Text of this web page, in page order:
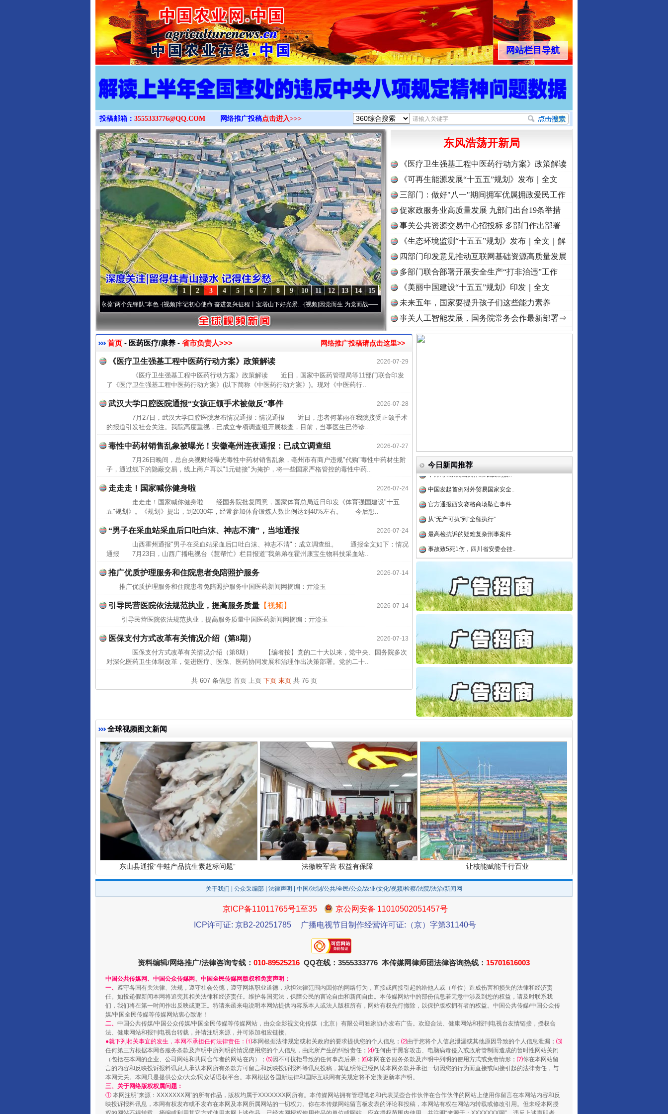
>
网站栏目导航
投稿邮箱： 3555333776@QQ.COM 网络推广投稿点击进入>>>
15
14
13
12
11
10
9
8
7
6
5
4
3
2
1
永葆“两个先锋队”本色·[视频]牢记初心使命 奋进复兴征程丨宝塔山下好光景..·[视频]因党而生 为党而战——百年“纪”事⑧加强纪律..·[视频] 牢记初心使命 奋进复兴征程丨“转折之城”激荡..
东风浩荡开新局
《医疗卫生强基工程中医药行动方案》政策解读
《可再生能源发展“十五五”规划》发布｜全文
三部门：做好"八一"期间拥军优属拥政爱民工作
促家政服务业高质量发展 九部门出台19条举措
事关公共资源交易中心招投标 多部门作出部署
《生态环境监测“十五五”规划》发布｜全文｜解
读
四部门印发意见推动互联网基础资源高质量发展
多部门联合部署开展安全生产“打非治违”工作
《美丽中国建设“十五五”规划》印发｜全文
未来五年，国家要提升孩子们这些能力素养
事关人工智能发展，国务院常务会作最新部署⇒
首页 - 医药医疗/康养 - 省市负责人>>> 网络推广投稿请点击这里>>
2026-07-29
《医疗卫生强基工程中医药行动方案》政策解读
《医疗卫生强基工程中医药行动方案》政策解读 近日，国家中医药管理局等11部门联合印发
了《医疗卫生强基工程中医药行动方案》(以下简称《中医药行动方案》)。现对《中医药行..
2026-07-28
武汉大学口腔医院通报“女孩正颌手术被做反”事件
7月27日，武汉大学口腔医院发布情况通报：情况通报 近日，患者何某雨在我院接受正颌手术
的报道引发社会关注。我院高度重视，已成立专项调查组开展核查，目前，当事医生已停诊..
2026-07-27
毒性中药材销售乱象被曝光！安徽亳州连夜通报：已成立调查组
7月26日晚间，总台央视财经曝光毒性中药材销售乱象，亳州市有商户违规"代购"毒性中药材生附
子，通过线下的隐蔽交易，线上商户再以"1元链接"为掩护，将一些国家严格管控的毒性中药..
2026-07-24
走走走！国家喊你健身啦
走走走！国家喊你健身啦 经国务院批复同意，国家体育总局近日印发《体育强国建设"十五
五"规划》。《规划》提出，到2030年，经常参加体育锻炼人数比例达到40%左右。 今后想..
2026-07-24
“男子在采血站采血后口吐白沫、神志不清”，当地通报
山西霍州通报"男子在采血站采血后口吐白沫、神志不清"：成立调查组。 通报全文如下：情况
通报 7月23日，山西广播电视台《慧帮忙》栏目报道"我弟弟在霍州康宝生物科技采血站..
2026-07-14
推广优质护理服务和住院患者免陪照护服务
推广优质护理服务和住院患者免陪照护服务中国医药新闻网摘编：亓淦玉
2026-07-14
引导民营医院依法规范执业，提高服务质量 【视频】
引导民营医院依法规范执业，提高服务质量中国医药新闻网摘编：亓淦玉
2026-07-13
医保支付方式改革有关情况介绍（第8期）
医保支付方式改革有关情况介绍（第8期） 【编者按】党的二十大以来，党中央、国务院多次
对深化医药卫生体制改革，促进医疗、医保、医药协同发展和治理作出决策部署。党的二十..
共 607 条信息 首页 上页 下页 末页共 76 页
今日新闻推荐
中方对6家美国实体采取反制措..
中国发起首例对外贸易国家安全..
官方通报西安赛格商场坠亡事件
从“无产可执”到“全额执行”
最高检抗诉的疑难复杂刑事案件
事故致5死1伤，四川省安委会挂..
近期涉私家车群死群伤事故多发..
一纸欠条伤亲情 巡回调解促和..
26万保费，离婚时为何要分走一..
杨天誉，不得录用为公务员
四川省公安厅征集新型黑恶违法..
中方对6家美国实体采取反制措..
官方通报西安赛格商场坠亡事件
从“无产可执”到“全额执行”
最高检抗诉的疑难复杂刑事案件
全球视频图文新闻
行业协会接连发公告
东山县通报“牛蛙产品抗生素超标问题” 法徽映军营 权益有保障 让核能赋能千行百业
千年窑火 生生不息 一批国家标准开始实施 从数据变化看反腐深化
揭开“小金库”的免责幌子 以产业富民促振兴 酒驾未被当场查获能处罚吗
关于我们 公众采编部 法律声明 | 中国/法制/公共/全民/公众/农业/文化/视频/检察/法院/法治/新闻网
京ICP备11011765号1至35
京公网安备 11010502051457号
ICP许可证: 京B2-20251785
广播电视节目制作经营许可证:（京）字第31140号
资料编辑/网络推广/法律咨询专线： 010-89525216 QQ在线：3555333776 本传媒网律师团法律咨询热线： 15701616003
中国公共传媒网、中国公众传媒网、中国全民传媒网版权和免责声明：
一、 遵守各国有关法律、法规，遵守社会公德，遵守网络职业道德，承担法律范围内因你的网络行为，直接或间接引起的给他人或（单位）造成伤害和损失的法律和经济责
任。如投递假新闻本网将追究其相关法律和经济责任。维护各国宪法，保障公民的言论自由和新闻自由。本传媒网站中的部份信息若无意中涉及到您的权益，请及时联系我
们，我们将在第一时间作出反映或更正。特请来函来电说明本网站提供内容系本人或法人版权所有，网站有权先行撤除，以保护版权拥有者的权益。中国公共传媒/中国公众传
媒/中国全民传媒等传媒网站衷心致谢！
二、 中国公共传媒/中国公众传媒/中国全民传媒等传媒网站，由众全影视文化传媒（北京）有限公司独家协办发布广告。欢迎合法、健康网站和报刊电视台友情链接，授权合
法、健康网站和报刊电视台转载，并请注明来源，并可添加相应链接。
●就下列相关事宜的发生，本网不承担任何法律责任：⑴本网根据法律规定或相关政府的要求提供您的个人信息； ⑵由于您将个人信息泄漏或其他原因导致的个人信息泄漏； ⑶
任何第三方根据本网各服务条款及声明中所列明的情况使用您的个人信息，由此所产生的纠纷责任； ⑷任何由于黑客攻击、电脑病毒侵入或政府管制而造成的暂时性网站关闭
（包括在本网的企业、公司网站和共同合作者的网站在内）； ⑸因不可抗拒导致的任何事态后果； ⑹本网在各服务条款及声明中列明的使用方式或免责情形； ⑺你在本网站留
言的内容和反映投诉报料讯息人承认本网所有条款方可留言和反映投诉报料等讯息投稿，其证明你已经阅读本网条款并承担一切因您的行为而直接或间接引起的法律责任，与
本网无关。本网只是提供公众/大众/民众话语权平台。本网根据各国新法律和国际互联网有关规定将不定期更新本声明。
三、关于网络版权权属问题：
① 本网注明“来源：XXXXXXX网”的所有作品，版权均属于XXXXXXX网所有。本传媒网站拥有管理笔名和代表某些合作伙伴在合作伙伴的网站上使用你留言在本网站内容和反
映投诉报料讯息，本网有权发布或不发布在本网及本网所属网站的一切权力。你在本传媒网站留言板发表的评论和投稿，本网站有权在网站内转载或修改引用。但未经本网授